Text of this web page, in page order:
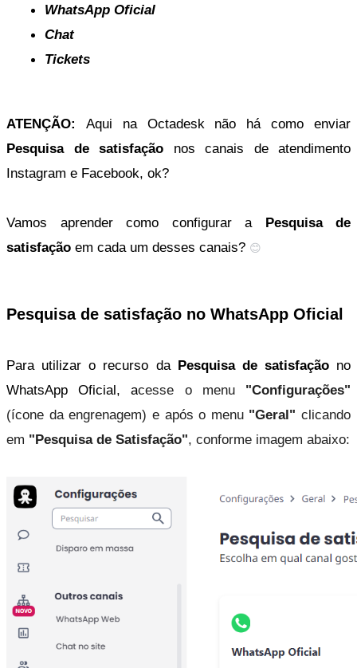
WhatsApp Oficial
Chat
Tickets
ATENÇÃO:
Pesquisa de satisfação nos canais de atendimento
Instagram e Facebook, ok?
Vamos aprender como configurar a Pesquisa de
satisfação em cada um desses canais? 😊
Pesquisa de satisfação no WhatsApp Oficial
Para utilizar o recurso da Pesquisa de satisfação no
WhatsApp Oficial, acesse o menu "Configurações"
(ícone da engrenagem) e após o menu "Geral" clicando
em "Pesquisa de Satisfação", conforme imagem abaixo: